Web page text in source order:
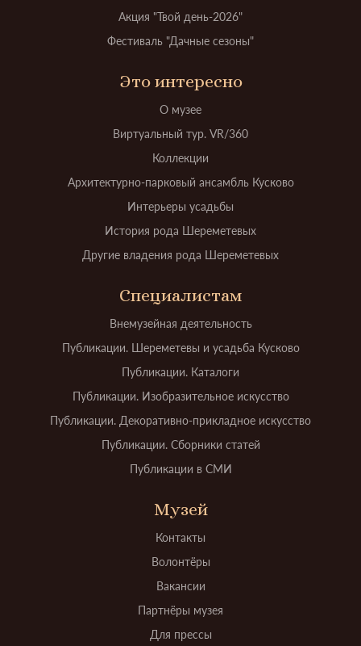
Акция "Твой день-2026"
Фестиваль "Дачные сезоны"
Это интересно
О музее
Виртуальный тур. VR/360
Коллекции
Архитектурно-парковый ансамбль Кусково
Интерьеры усадьбы
История рода Шереметевых
Другие владения рода Шереметевых
Специалистам
Внемузейная деятельность
Публикации. Шереметевы и усадьба Кусково
Публикации. Каталоги
Публикации. Изобразительное искусство
Публикации. Декоративно-прикладное искусство
Публикации. Сборники статей
Публикации в СМИ
Музей
Контакты
Волонтёры
Вакансии
Партнёры музея
Для прессы